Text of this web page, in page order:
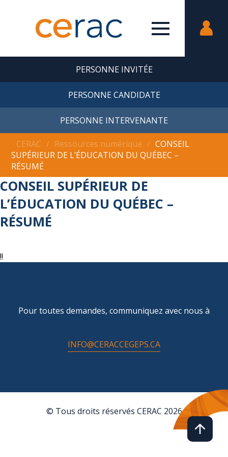
PERSONNE INVITÉE
PERSONNE CANDIDATE
PERSONNE INTERVENANTE
CERAC ∕ Ressources numérique ∕ CONSEIL
SUPÉRIEUR DE L’ÉDUCATION DU QUÉBEC –
RÉSUMÉ
CONSEIL SUPÉRIEUR DE
L’ÉDUCATION DU QUÉBEC –
RÉSUMÉ
!!
Pour toutes demandes, communiquez avec nous à
INFO@CERACCEGEPS.CA
© Tous droits réservés CERAC 2026